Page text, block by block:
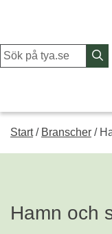
Start/ Branscher /
Hamn och